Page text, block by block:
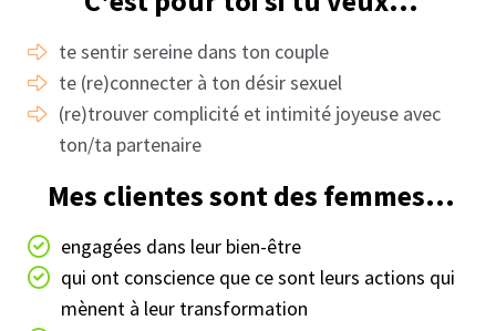
DURÉE : 3 MOIS (+3 mois de suivi)
- Durée des séances : 1h à 2h.
- Le rythme : 1 séance toutes les 1 à 2 semaines,
programmées ensemble.
- Il peut y avoir du travail entre chaque session en
investir environ 1H/semaine en plus des séances pour que
la transformation opère.
Exemple sur 3 mois :